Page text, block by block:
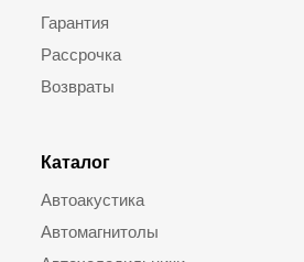
Гарантия
Рассрочка
Возвраты
Каталог
Автоакустика
Автомагнитолы